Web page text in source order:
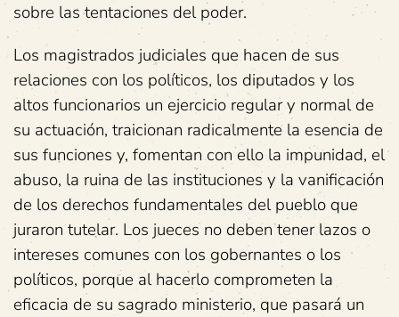
sobre las tentaciones del poder.
Los magistrados judiciales que hacen de sus
relaciones con los políticos, los diputados y los
altos funcionarios un ejercicio regular y normal de
su actuación, traicionan radicalmente la esencia de
sus funciones y, fomentan con ello la impunidad, el
abuso, la ruina de las instituciones y la vanificación
de los derechos fundamentales del pueblo que
juraron tutelar. Los jueces no deben tener lazos o
intereses comunes con los gobernantes o los
políticos, porque al hacerlo comprometen la
eficacia de su sagrado ministerio, que pasará un